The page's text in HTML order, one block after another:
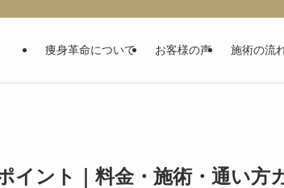
痩身革命について お客様の声 施術の流
イント｜料金・施術・通い方